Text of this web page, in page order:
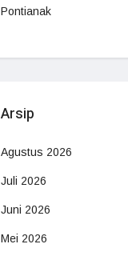
Pontianak
Arsip
Agustus 2026
Juli 2026
Juni 2026
Mei 2026